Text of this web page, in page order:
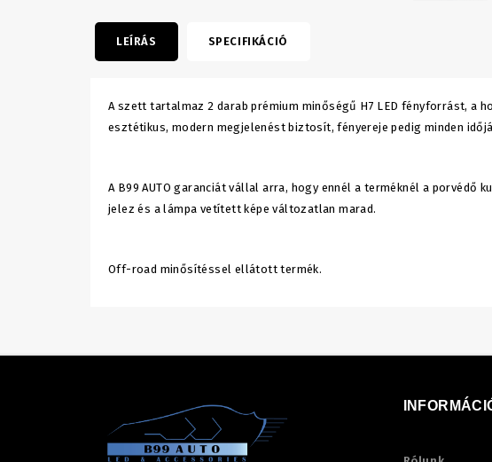
LEÍRÁS SPECIFIKÁCIÓ
A szett tartalmaz 2 darab prémium minőségű H7 LED fényforrást, a
esztétikus, modern megjelenést biztosít, fényereje pedig minden
A B99 AUTO garanciát vállal arra, hogy ennél a terméknél a
jelez és a lámpa vetített képe változatlan marad.
Off-road minősítéssel ellátott termék.